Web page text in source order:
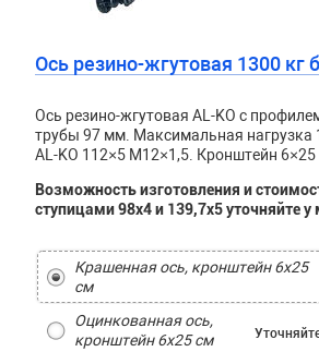
Ось резино-жгутовая 1300 кг
Ось резино-жгутовая AL-KO с
трубы 97 мм. Максимальная нагрузка
AL-KO 112×5 М12×1,5. Кронштейн 6×25
Возможность изготовления и
ступицами 98х4 и 139,7х5 уточняйте
Крашенная ось, кронштейн 6х25
см
Оцинкованная ось,
кронштейн 6х25 см